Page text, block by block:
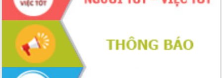
Thống nhất danh sách giới thiệu ứng
cử đại biểu Quốc hội khoá XVI và đại
biểu HĐND tỉnh Đắk Lắk, nhiệm kỳ
2026-2031
Phát động hai phong trào thi đua quan
trọng trong kỷ nguyên mới
Hội nghị lần thứ tư Ban Chỉ đạo công